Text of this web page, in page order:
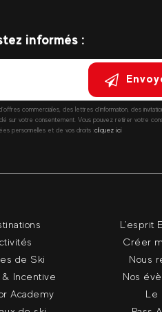
informés :
commerciales, des lettres d’information, des
sur votre consentement. Vous pouvez retirer votre
personnelles et de vos droits :cliquez ici
de Ski
Incentive
Academy
L'esprit
Créer
Nous
Nos
Le